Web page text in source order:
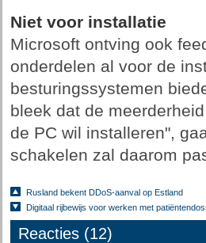
Niet voor installatie
Microsoft ontving ook
onderdelen al voor de
besturingssystemen
bleek dat de
de PC wil installeren",
schakelen zal daarom
Rusland bekent DDoS-aanval op Estland
Digitaal rijbewijs voor werken met
Reacties (12)